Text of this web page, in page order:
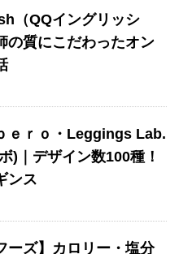
（QQイングリッシ
の質にこだわったオン
ｅｒｏ・Leggings Lab.
)｜デザイン数100種！
ンス
ーズ】カロリー・塩分